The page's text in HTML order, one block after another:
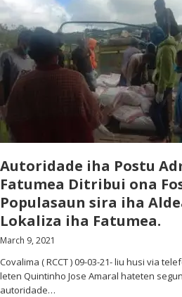
Autoridade iha Postu
Fatumea Ditribui ona
Populasaun sira iha
Lokaliza iha Fatumea.
March 9, 2021
Covalima ( RCCT ) 09-03-21- liu husi via
leten Quintinho Jose Amaral hateten
autoridade…